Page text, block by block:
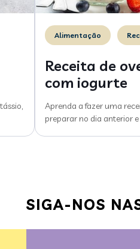
Alimentação
Receita de
com iogurte
Aprenda a fazer uma
preparar no dia anterior
SIGA-NOS